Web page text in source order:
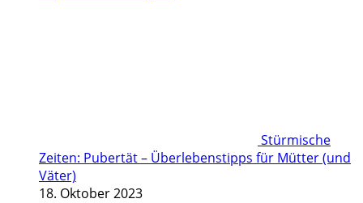
Stürmische
Zeiten: Pubertät – Überlebenstipps für Mütter (und
Väter)
18. Oktober 2023